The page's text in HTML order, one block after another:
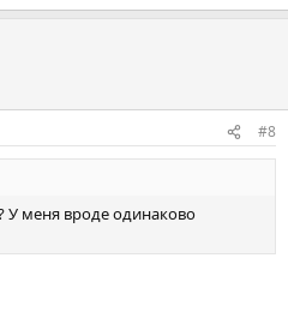
#8
У меня вроде одинаково